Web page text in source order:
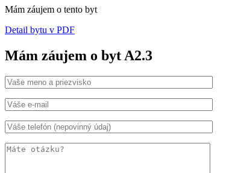
Mám záujem o tento byt
Detail bytu v PDF
Mám záujem o byt A2.3